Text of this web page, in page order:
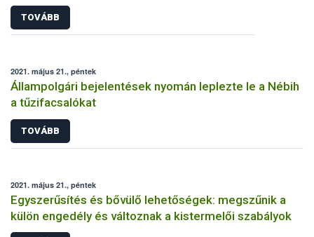
TOVÁBB
2021. május 21., péntek
Állampolgári bejelentések nyomán leplezte le a Nébih
a tűzifacsalókat
TOVÁBB
2021. május 21., péntek
Egyszerűsítés és bővülő lehetőségek: megszűnik a
külön engedély és változnak a kistermelői szabályok